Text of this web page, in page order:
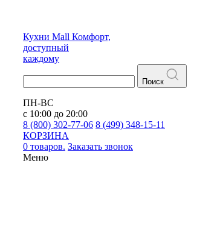
Кухни Mall Комфорт,
доступный
каждому
Поиск
ПН-ВС
с 10:00 до 20:00
8 (800) 302-77-06 8 (499) 348-15-11
КОРЗИНА
0 товаров. Заказать звонок
Меню